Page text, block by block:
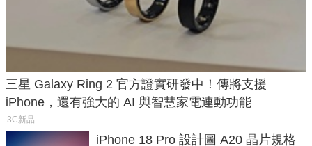
三星 Galaxy Ring 2 官方證實研發中！傳將支援
iPhone，還有強大的 AI 與智慧家電連動功能
3C新品
iPhone 18 Pro 設計圖 A20 晶片規格